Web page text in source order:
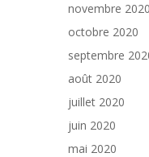
novembre 2020
octobre 2020
septembre
août 2020
juillet 2020
juin 2020
mai 2020